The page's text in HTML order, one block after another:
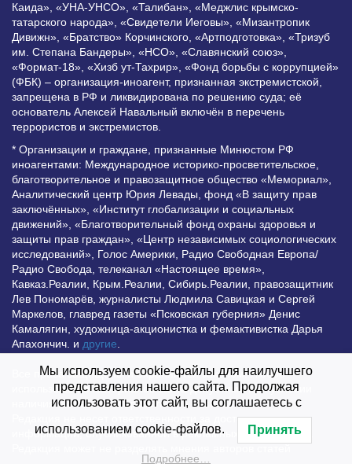
Каида», «УНА-УНСО», «Талибан», «Меджлис крымско-
татарского народа», «Свидетели Иеговы», «Мизантропик
Дивижн», «Братство» Корчинского, «Артподготовка», «Тризуб
им. Степана Бандеры», «НСО», «Славянский союз»,
«Формат-18», «Хизб ут-Тахрир», «Фонд борьбы с коррупцией»
(ФБК) – организация-иноагент, признанная экстремистской,
запрещена в РФ и ликвидирована по решению суда; её
основатель Алексей Навальный включён в перечень
террористов и экстремистов.
* Организации и граждане, признанные Минюстом РФ
иноагентами: Международное историко-просветительское,
благотворительное и правозащитное общество «Мемориал»,
Аналитический центр Юрия Левады, фонд «В защиту прав
заключённых», «Институт глобализации и социальных
движений», «Благотворительный фонд охраны здоровья и
защиты прав граждан», «Центр независимых социологических
исследований», Голос Америки, Радио Свободная Европа/
Радио Свобода, телеканал «Настоящее время»,
Кавказ.Реалии, Крым.Реалии, Сибирь.Реалии, правозащитник
Лев Пономарёв, журналисты Людмила Савицкая и Сергей
Маркелов, главред газеты «Псковская губерния» Денис
Камалягин, художница-акционистка и фемактивистка Дарья
Апахончич. и другие.
Все права защищены и охраняются законом. Любое
использование материалов сайта допустимо при условии
наличия активной гиперссылки на Vesti.UZ.
Редакция не несет ответственности за достоверность
информации, опубликованной в рекламных объявлениях.
Мы используем cookie-файлы для наилучшего
представления нашего сайта. Продолжая
использовать этот сайт, вы соглашаетесь с
использованием cookie-файлов. Принять
Подробнее…